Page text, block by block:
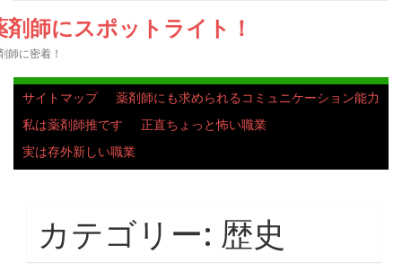
剤師にスポットライト！
師に密着！
サイトマップ
薬剤師にも求められるコミュニケーション能力
私は薬剤師推です
正直ちょっと怖い職業
実は存外新しい職業
カテゴリー: 歴史